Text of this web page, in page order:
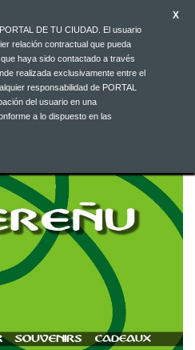
DE TU CIUDAD. El usuario
relación contractual que pueda
haya sido contactado a través
realizada exclusivamente entre el
responsabilidad de PORTAL
del usuario en una
a lo dispuesto en las
X
EUR